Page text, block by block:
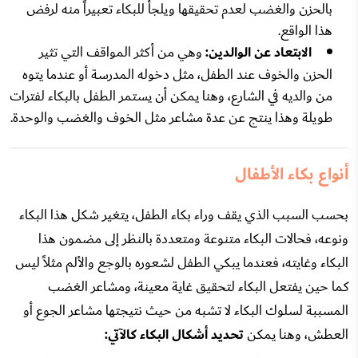
بالحزن والغضب لعدم تحقيقها ويلجأ للبكاء تعبيراً منه لرفض
هذا الواقع.
الابتعاد عن الوالدين:وهي من أكثر المواقف التي تثير
الحزن والخوف عند الطفل، مثل دخوله المدرسة أو عندما يتوه
من والديه في الشارع، وهنا يمكن أن يستمر الطفل بالبكاء لفترات
طويلة وهذا ينتج عن عدة مشاعر مثل الخوف والغضب والوحدة.
أنواع بكاء الأطفال
بحسب السبب الذي يقف وراء بكاء الطفل، يتغير شكل هذا البكاء
ونوعه، فحالات البكاء متنوعة ومتعددة بالنظر إلى مضمون هذا
البكاء وغايته، فعندما يبكي الطفل لشعوره بالوجع والألم مثلاً ليس
كما حين يفتعل البكاء لتحقيق غاية معينة، ومشاعر الغضب
المسببة لسلوك البكاء لا تشبه من حيث نتيجتها مشاعر الجوع أو
العطش، وهنا يمكنتحديد أشكال البكاء كالآتي: